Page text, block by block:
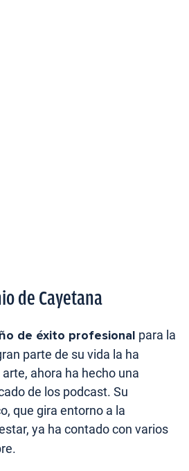
de Cayetana
de éxito profesional para la
parte de su vida la ha
ahora ha hecho una
de los podcast. Su
que gira entorno a la
ya ha contado con varios